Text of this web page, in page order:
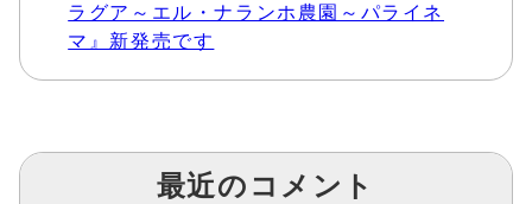
ラグア～エル・ナランホ農園～パライネ
マ』新発売です
最近のコメント